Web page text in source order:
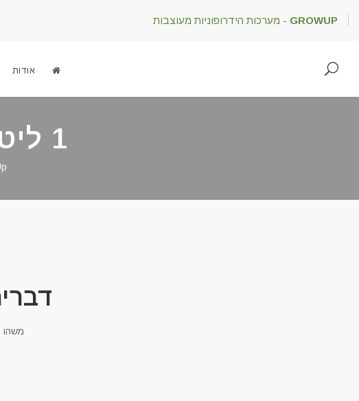
GROWUP - מערכות הידרופוניות מעוצבות
אודות
1 ליטר דשן נוזלי ליבינגרין
משהו